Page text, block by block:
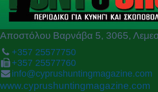
Αποστόλου Βαρνάβα 5, 3065,
+357 25577750
+357 25577760
info@cyprushuntingmagazine.com
www.cyprushuntingmagazine.com